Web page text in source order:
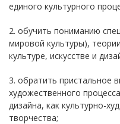
единого культурного
2. обучить пониманию
мировой культуры),
культуре, искусстве и
3. обратить пристальное
художественного
дизайна, как культурно-
творчества;